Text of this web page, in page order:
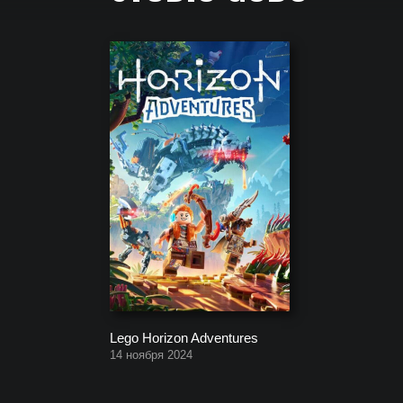
Lego Horizon Adventures
14 ноября 2024